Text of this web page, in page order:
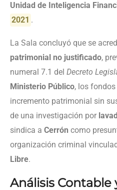
Unidad de Inteligencia
2021 .
La Sala concluyó que se
patrimonial no justificado,
numeral 7.1 del Decreto
Ministerio Público, los
incremento patrimonial sin
de una investigación por
sindica a Cerrón como
organización criminal
Libre.
Análisis Contable